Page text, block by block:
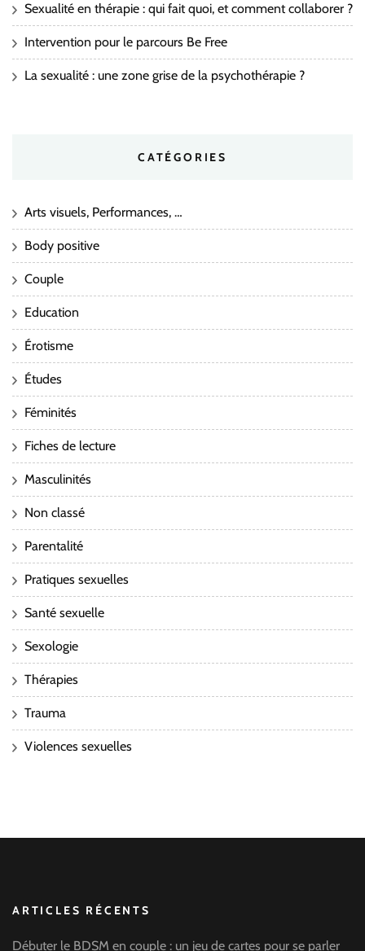
Sexualité en thérapie : qui fait quoi, et comment collaborer ?
Intervention pour le parcours Be Free
La sexualité : une zone grise de la psychothérapie ?
CATÉGORIES
Arts visuels, Performances, …
Body positive
Couple
Education
Érotisme
Études
Féminités
Fiches de lecture
Masculinités
Non classé
Parentalité
Pratiques sexuelles
Santé sexuelle
Sexologie
Thérapies
Trauma
Violences sexuelles
ARTICLES RÉCENTS
Débuter le BDSM en couple : un jeu de cartes pour se parler